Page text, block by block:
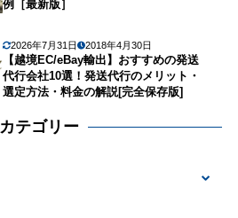
例［最新版］
2026年7月31日 2018年4月30日
【越境EC/eBay輸出】おすすめの発送
代行会社10選！発送代行のメリット・
選定方法・料金の解説[完全保存版]
カテゴリー